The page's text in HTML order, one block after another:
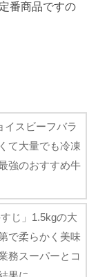
番商品ですの
イスビーフバラ
て大量でも冷凍
強のおすすめ牛
じ」1.5kgの大
で柔らかく美味
務スーパーとコ